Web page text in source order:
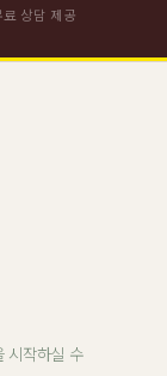
료 상담 제공
시작하실 수